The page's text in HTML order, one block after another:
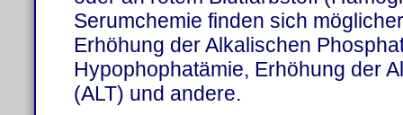
Serumchemie finden sich
Erhöhung der Alkalischen
Hypophophatämie, Erhöhung der
(ALT) und andere.